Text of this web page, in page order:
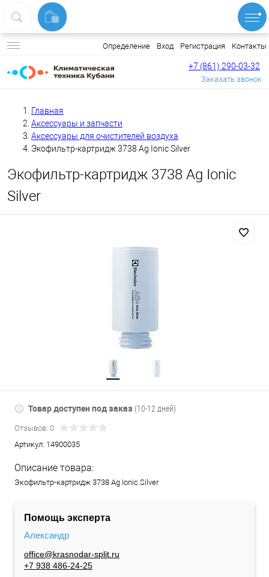
Определение Вход Регистрация Контакты
+7 (861) 290-03-32
Заказать звонок
Главная
Аксессуары и запчасти
Аксессуары для очистителей воздуха
Экофильтр-картридж 3738 Ag Ionic Silver
Экофильтр-картридж 3738 Ag Ionic
Silver
Товар доступен под заказ (10-12 дней)
Отзывов: 0
Артикул: 14900035
Описание товара:
Экофильтр-картридж 3738 Ag Ionic Silver
Помощь эксперта
Александр
office@krasnodar-split.ru
+7 938 486-24-25